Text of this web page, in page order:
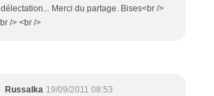
Merci du partage. Bises<br />
/> <br />
Russalka 19/09/2011 08:53